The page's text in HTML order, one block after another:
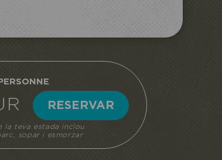
la teva estada inclou
sopar i esmorzar
RESERVAR